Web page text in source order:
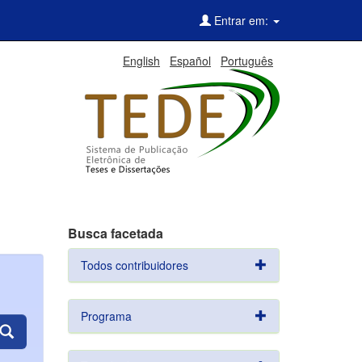
Entrar em:
English Español Português
Busca facetada
Todos contribuidores
Programa